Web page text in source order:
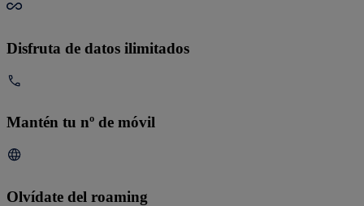
Disfruta de datos ilimitados
Mantén tu nº de móvil
Olvídate del roaming